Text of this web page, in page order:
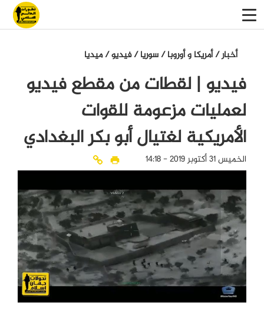
أخبار/أمريكا و أوروبا/سوريا/فيديو/میدیا
فيديو | لقطات من مقطع فيديو
لعمليات مزعومة للقوات
الأمريكية لغتيال أبو بكر البغدادي
الخميس 31 أكتوبر 2019 - 14:18